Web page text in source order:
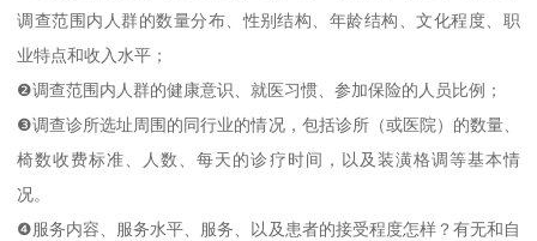
调查范围内人群的数量分布、性别结构、年龄结构、文化程度、职
业特点和收入水平；
❷调查范围内人群的健康意识、就医习惯、参加保险的人员比例；
❸调查诊所选址周围的同行业的情况，包括诊所（或医院）的数量、
椅数收费标准、人数、每天的诊疗时间，以及装潢格调等基本情
况。
❹服务内容、服务水平、服务、以及患者的接受程度怎样？有无和自